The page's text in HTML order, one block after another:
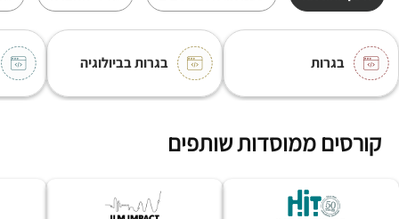
בגרות בגרות בביולוגיה
קורסים ממוסדות שותפים